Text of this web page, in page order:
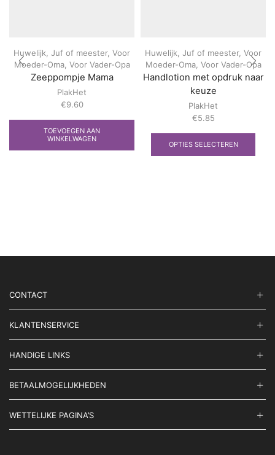
Huwelijk, Juf of meester, Voor
Moeder-Oma, Voor Vader-Opa
Zeeppompje Mama
PlakHet
€9.60
TOEVOEGEN AAN
WINKELWAGEN
Huwelijk, Juf of meester, Voor
Moeder-Oma, Voor Vader-Opa
Handlotion met opdruk naar
keuze
PlakHet
€5.85
OPTIES SELECTEREN
de
CONTACT
KLANTENSERVICE
HANDIGE LINKS
BETAALMOGELIJKHEDEN
WETTELIJKE PAGINA’S